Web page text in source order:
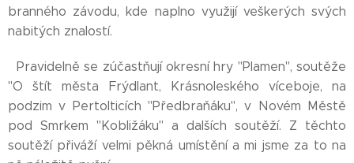
branného závodu, kde naplno využijí veškerých svých
nabitých znalostí.
Pravidelně se zúčastňují okresní hry "Plamen", soutěže
"O štít města Frýdlant, Krásnoleského víceboje, na
podzim v Pertolticích "Předbraňáku", v Novém Městě
pod Smrkem "Kobližáku" a dalších soutěží. Z těchto
soutěží přiváží velmi pěkná umístění a mi jsme za to na